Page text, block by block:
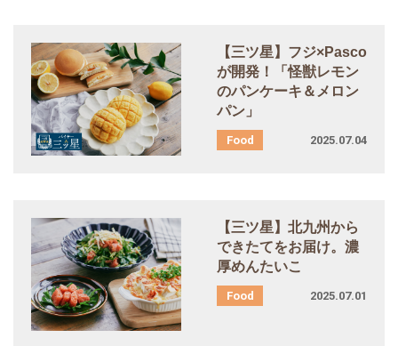
【三ツ星】フジ×Pasco
が開発！「怪獣レモン
のパンケーキ＆メロン
パン」
2025.07.04
【三ツ星】北九州から
できたてをお届け。濃
厚めんたいこ
2025.07.01